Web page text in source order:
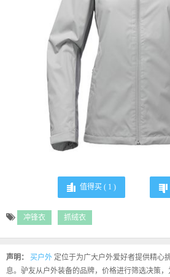
值得买 ( 1 )
冲锋衣 抓绒衣
声明： 买户外 定位于为广大户外爱好者提供精心
息。驴友从户外装备的品牌，价格进行筛选决策